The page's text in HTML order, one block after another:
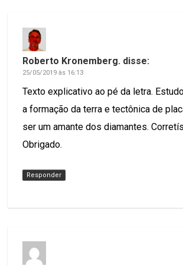
Roberto Kronemberg. disse:
25/05/2019 às 16:13
Texto explicativo ao pé da letra.
a formação da terra e tectônica de
ser um amante dos diamantes.
Obrigado.
Responder